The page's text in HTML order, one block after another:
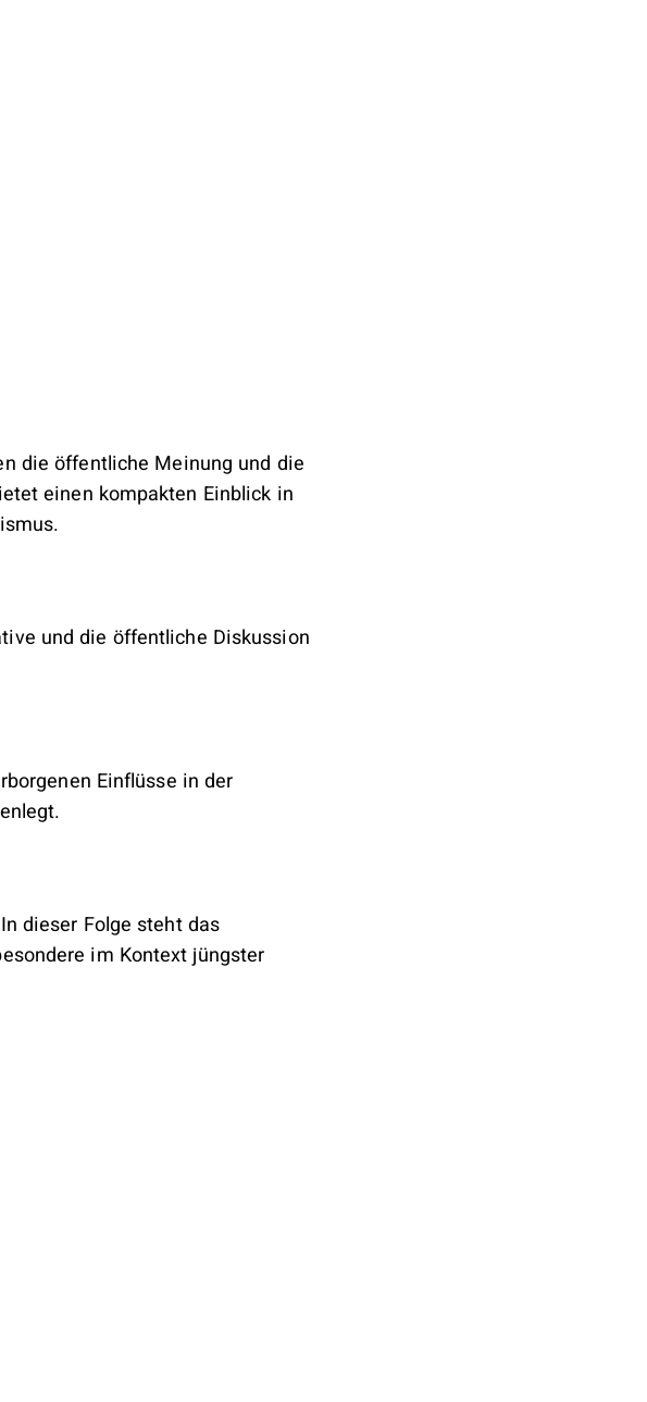
die öffentliche Meinung und die
einen kompakten Einblick in
und die öffentliche Diskussion
Einflüsse in der
dieser Folge steht das
im Kontext jüngster